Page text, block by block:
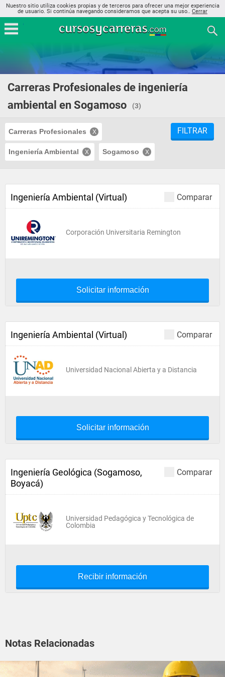
Nuestro sitio utiliza cookies propias y de terceros para ofrecer una mejor experiencia
de usuario. Si continúa navegando consideramos que acepta su uso.. Cerrar
Carreras Profesionales de ingeniería
ambiental en Sogamoso
(3)
Carreras Profesionales
Ingeniería Ambiental Sogamoso
FILTRAR
Comparar
Ingeniería Ambiental (Virtual)
Corporación Universitaria Remington
Solicitar información
Comparar
Ingeniería Ambiental (Virtual)
Universidad Nacional Abierta y a Distancia
Solicitar información
Comparar
Ingeniería Geológica (Sogamoso,
Boyacá)
Universidad Pedagógica y Tecnológica de
Colombia
Recibir información
Notas Relacionadas